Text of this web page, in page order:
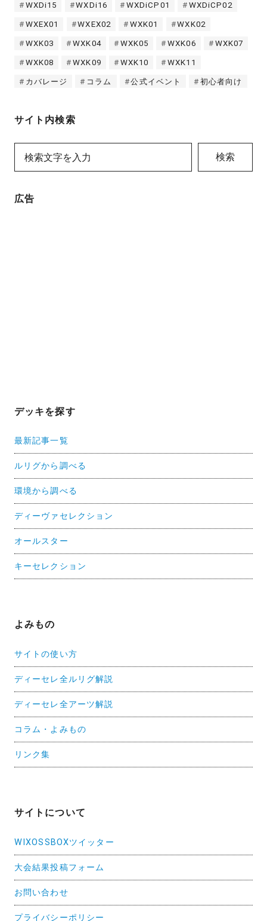
WXDi15 WXDi16 WXDiCP01 WXDiCP02
WXEX01 WXEX02 WXK01 WXK02
WXK03 WXK04 WXK05 WXK06 WXK07
WXK08 WXK09 WXK10 WXK11
カバレージ コラム 公式イベント 初心者向け
サイト内検索
検索
広告
デッキを探す
最新記事一覧
ルリグから調べる
環境から調べる
ディーヴァセレクション
オールスター
キーセレクション
よみもの
サイトの使い方
ディーセレ全ルリグ解説
ディーセレ全アーツ解説
コラム・よみもの
リンク集
サイトについて
WIXOSSBOXツイッター
大会結果投稿フォーム
お問い合わせ
プライバシーポリシー